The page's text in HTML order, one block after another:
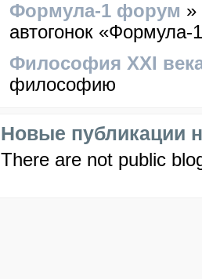
Формула-1 форум »
автогонок «Формула-
Философия XXI
философию
Новые публикации
There are not public